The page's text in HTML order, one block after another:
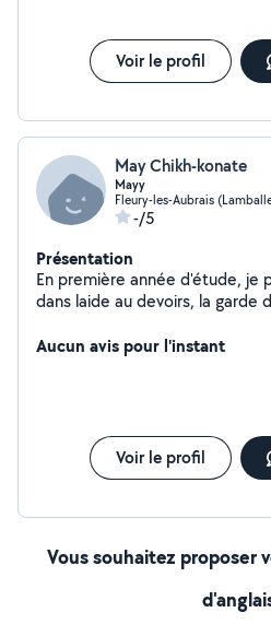
les enfants, faire des activités
J'effectue tout mes
Voir le profil
May Chikh-konate
Mayy
Fleury-les-Aubrais
-/5
Présentation
En première année d'étude, je
dans laide au devoirs, la garde
Aucun avis pour l'instant
Voir le profil
Vous souhaitez proposer